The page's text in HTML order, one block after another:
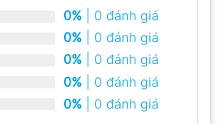
0% | 0 đánh giá
0% | 0 đánh giá
0% | 0 đánh giá
0% | 0 đánh giá
0% | 0 đánh giá